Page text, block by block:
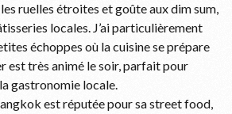
ruelles étroites et goûte aux dim sum,
locales. J’ai particulièrement
échoppes où la cuisine se prépare
est très animé le soir, parfait pour
gastronomie locale.
est réputée pour sa street food,